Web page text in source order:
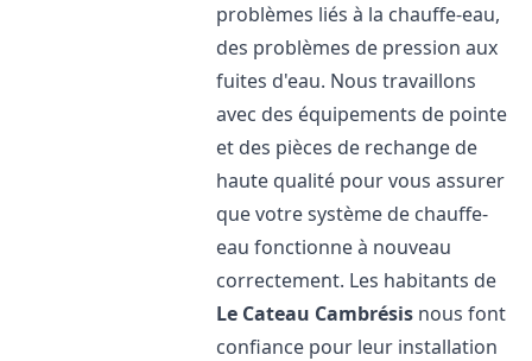
problèmes liés à la chauffe-eau,
des problèmes de pression aux
fuites d'eau. Nous travaillons
avec des équipements de pointe
et des pièces de rechange de
haute qualité pour vous assurer
que votre système de chauffe-
eau fonctionne à nouveau
correctement. Les habitants de
Le Cateau Cambrésis nous font
confiance pour leur installation